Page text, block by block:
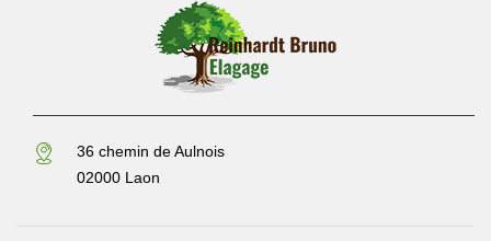
36 chemin de Aulnois
02000 Laon